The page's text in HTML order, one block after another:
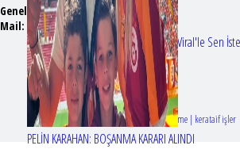
Erol Köse'nin mektupları ilk kez Nur Viral'le Sen
PELİN KARAHAN: BOŞANMA KARARI ALINDI
Genel Yayın Yönetmeni:Seyhan Erdağ
Mail:
emizmagazin@gmail.com
Tasarım & Geliştirme | kerataif işler